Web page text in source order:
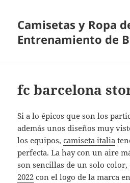
Camisetas y Ropa
Entrenamiento de
fc barcelona
Si a lo épicos que son los
además unos diseños muy
los equipos,camiseta italia
perfecta. La hay con un aire
son sencillas de un solo color,
2022 con el logo de la marca